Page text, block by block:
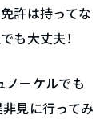
許は持ってな
も大丈夫！
ノーケルでも
見に行ってみ